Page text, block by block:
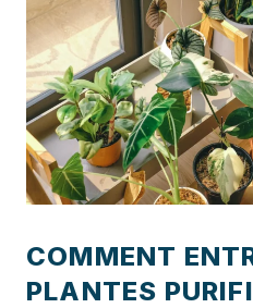
COMMENT
PLANTES